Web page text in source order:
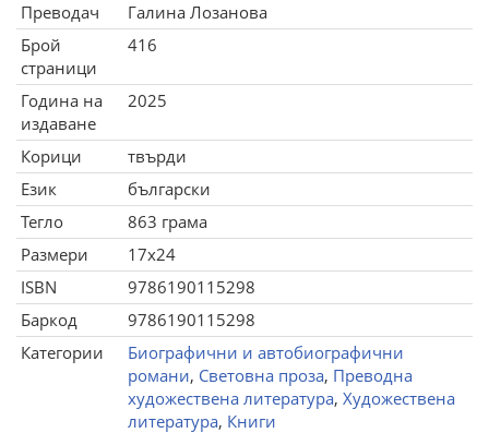
Преводач
Галина Лозанова
Брой
страници
416
Година на
издаване
2025
Корици
твърди
Език
български
Тегло
863 грама
Размери
17x24
ISBN
9786190115298
Баркод
9786190115298
Категории
Биографични и автобиографични
романи, Световна проза, Преводна
художествена литература, Художествена
литература, Книги